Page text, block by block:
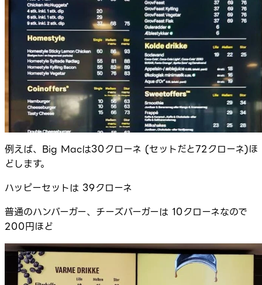
例えば、Big Macは30クローネ (セットだと72クローネ)ほ
どします。
ハッピーセットは 39クローネ
普通のハンバーガー、チーズバーガーは 10クローネなので
200円ほど